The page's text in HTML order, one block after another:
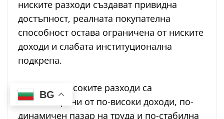
ниските разходи създават привидна
достъпност, реалната покупателна
способност остава ограничена от ниските
доходи и слабата институционална
подкрепа.
В Лондон високите разходи са
компенсирани от по-високи доходи, по-
динамичен пазар на труда и по-стабилна
BG